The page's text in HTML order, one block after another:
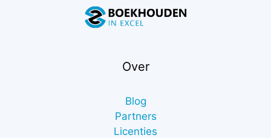
Over
Blog
Partners
Licenties